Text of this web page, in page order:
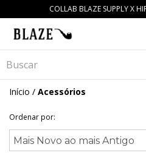
COLLAB BLAZE SUPPLY X
Início / Acessórios
Ordenar por: